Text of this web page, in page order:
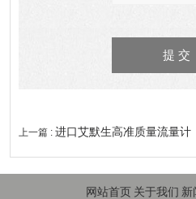
上一篇 : 进口艾默生高准质量流量计
网站首页 关于我们 新